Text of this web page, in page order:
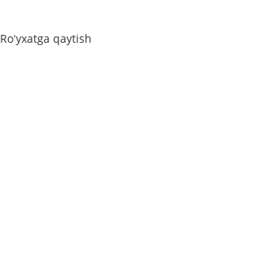
Roʻyxatga qaytish